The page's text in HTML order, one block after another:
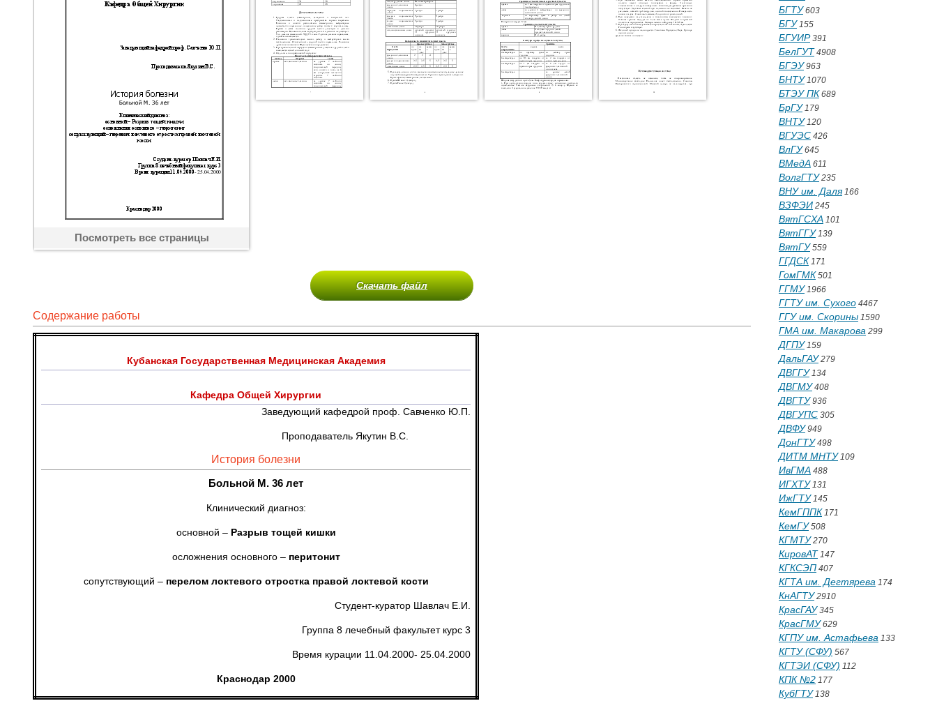
Посмотреть все страницы
Скачать файл
Содержание работы
Кубанская Государственная Медицинская Академия
Кафедра Общей Хирургии
Заведующий кафедрой проф. Савченко Ю.П.
Проподаватель Якутин В.С.
История болезни
Больной М. 36 лет
Клинический диагноз:
основной – Разрыв тощей кишки
осложнения основного –перитонит
сопутствующий –перелом локтевого отростка правой локтевой кости
Студент-куратор Шавлач Е.И.
Группа 8 лечебный факультет курс 3
Время курации 11.04.2000- 25.04.2000
Краснодар 2000
БГТУ603
БГУ155
БГУИР391
БелГУТ 4908
БГЭУ963
БНТУ1070
БТЭУ ПК 689
БрГУ179
ВНТУ120
ВГУЭС 426
ВлГУ645
ВМедА 611
ВолгГТУ235
ВНУ им. Даля166
ВЗФЭИ 245
ВятГСХА 101
ВятГГУ139
ВятГУ559
ГГДСК 171
ГомГМК 501
ГГМУ1966
ГГТУ им. Сухого 4467
ГГУ им. Скорины 1590
ГМА им. Макарова 299
ДГПУ159
ДальГАУ279
ДВГГУ134
ДВГМУ408
ДВГТУ936
ДВГУПС 305
ДВФУ949
ДонГТУ498
ДИТМ МНТУ109
ИвГМА 488
ИГХТУ131
ИжГТУ145
КемГППК 171
КемГУ508
КГМТУ270
КировАТ 147
КГКСЭП 407
КГТА им. Дегтярева 174
КнАГТУ2910
КрасГАУ345
КрасГМУ629
КГПУ им. Астафьева 133
КГТУ (СФУ) 567
КГТЭИ (СФУ) 112
КПК №2 177
КубГТУ138